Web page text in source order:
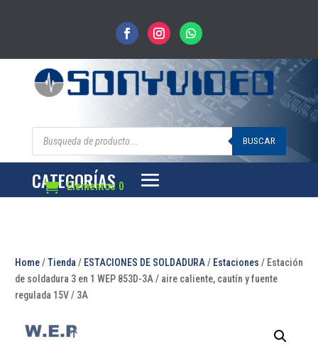
Búsqueda
BUSCAR
Elementos 0
CATEGORÍAS
Home/Tienda / ESTACIONES DE SOLDADURA/ Estaciones / Estación
de soldadura 3 en 1 WEP 853D-3A / aire caliente, cautín y fuente
regulada 15V / 3A